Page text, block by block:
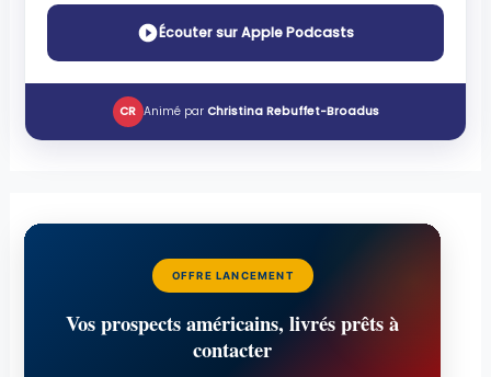
Écouter sur Apple Podcasts
CR Animé par Christina Rebuffet-Broadus
OFFRE LANCEMENT
Vos prospects américains, livrés prêts à
contacter